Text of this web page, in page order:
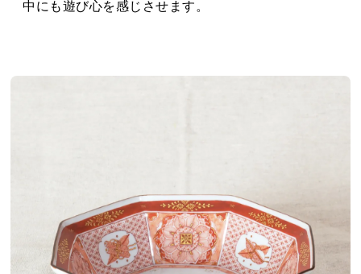
中にも遊び心を感じさせます。